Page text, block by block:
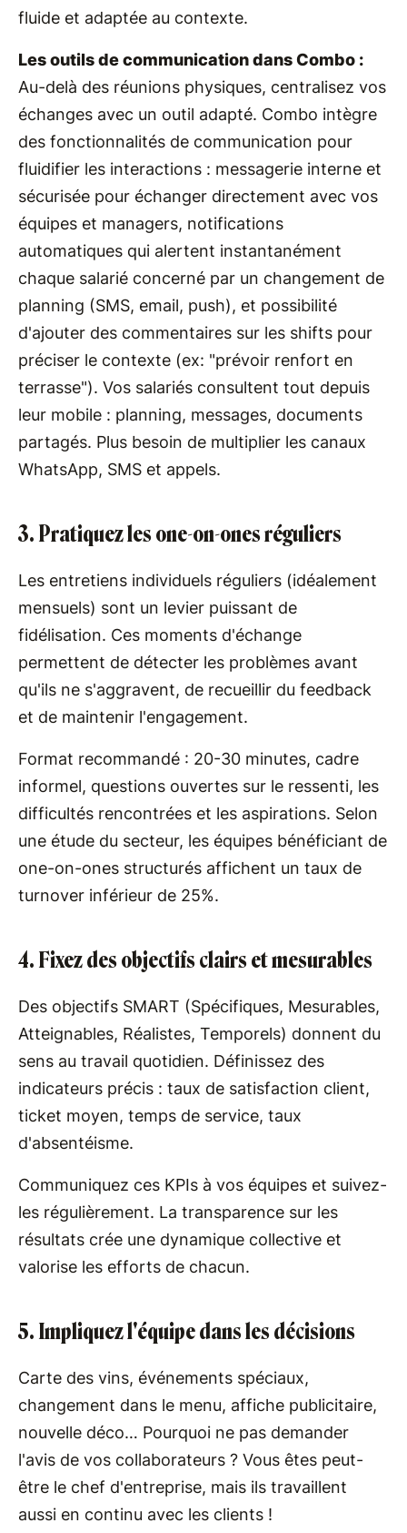
fluide et adaptée au contexte.
Les outils de communication dans Combo :
Au-delà des réunions physiques, centralisez vos
échanges avec un outil adapté. Combo intègre
des fonctionnalités de communication pour
fluidifier les interactions : messagerie interne et
sécurisée pour échanger directement avec vos
équipes et managers, notifications
automatiques qui alertent instantanément
chaque salarié concerné par un changement de
planning (SMS, email, push), et possibilité
d'ajouter des commentaires sur les shifts pour
préciser le contexte (ex: "prévoir renfort en
terrasse"). Vos salariés consultent tout depuis
leur mobile : planning, messages, documents
partagés. Plus besoin de multiplier les canaux
WhatsApp, SMS et appels.
3. Pratiquez les one-on-ones réguliers
Les entretiens individuels réguliers (idéalement
mensuels) sont un levier puissant de
fidélisation. Ces moments d'échange
permettent de détecter les problèmes avant
qu'ils ne s'aggravent, de recueillir du feedback
et de maintenir l'engagement.
Format recommandé : 20-30 minutes, cadre
informel, questions ouvertes sur le ressenti, les
difficultés rencontrées et les aspirations. Selon
une étude du secteur, les équipes bénéficiant de
one-on-ones structurés affichent un taux de
turnover inférieur de 25%.
4. Fixez des objectifs clairs et mesurables
Des objectifs SMART (Spécifiques, Mesurables,
Atteignables, Réalistes, Temporels) donnent du
sens au travail quotidien. Définissez des
indicateurs précis : taux de satisfaction client,
ticket moyen, temps de service, taux
d'absentéisme.
Communiquez ces KPIs à vos équipes et suivez-
les régulièrement. La transparence sur les
résultats crée une dynamique collective et
valorise les efforts de chacun.
5. Impliquez l'équipe dans les décisions
Carte des vins, événements spéciaux,
changement dans le menu, affiche publicitaire,
nouvelle déco… Pourquoi ne pas demander
l'avis de vos collaborateurs ? Vous êtes peut-
être le chef d'entreprise, mais ils travaillent
aussi en continu avec les clients !